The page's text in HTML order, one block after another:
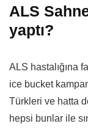
ALS
yaptı?
ALS hastalığına
ice bucket
Türkleri ve hatta
hepsi bunlar ile